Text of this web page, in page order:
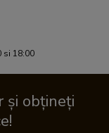
si 18:00
și obțineți